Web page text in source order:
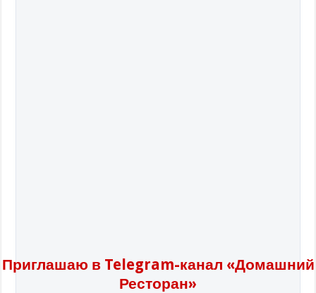
Приглашаю в Telegram-канал «Домашний
Ресторан»